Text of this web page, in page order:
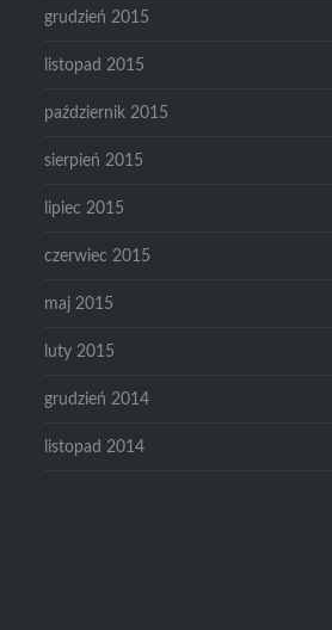
grudzień 2015
listopad 2015
październik 2015
sierpień 2015
lipiec 2015
czerwiec 2015
maj 2015
luty 2015
grudzień 2014
listopad 2014